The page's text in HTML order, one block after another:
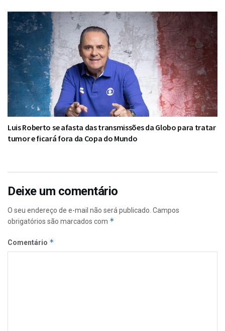
Luis Roberto se afasta das transmissões da Globo para tratar
tumor e ficará fora da Copa do Mundo
Deixe um comentário
O seu endereço de e-mail não será publicado. Campos
obrigatórios são marcados com *
Comentário *